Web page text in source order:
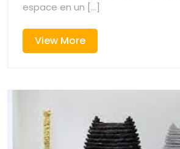
Réussie
espace en un [...]
View MoreView
More